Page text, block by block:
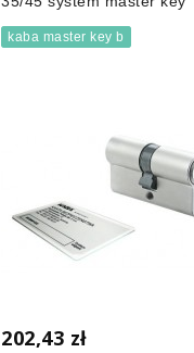
kaba master key b
202,43 zł